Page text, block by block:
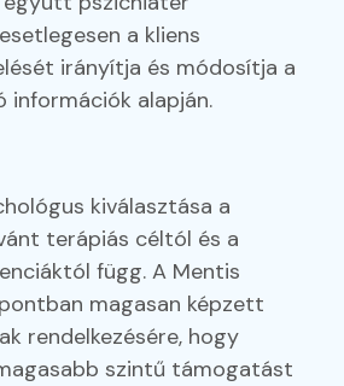
a kliens
irányítja és módosítja a
információk alapján.
kiválasztása a
terápiás céltól és a
függ. A Mentis
magasan képzett
rendelkezésére, hogy
szintű támogatást